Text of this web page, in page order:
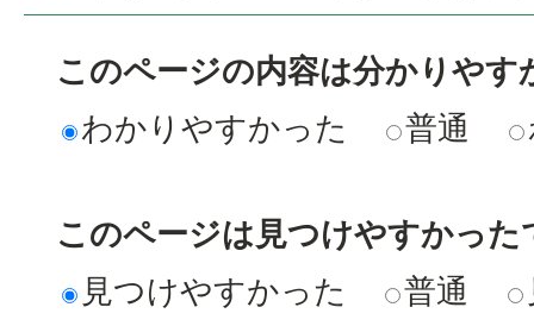
このページの内容は分かりやす
わかりやすかった
普通
このページは見つけやすかった
見つけやすかった
普通